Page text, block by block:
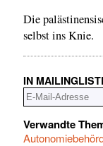
Die
selbst ins Knie.
IN
Verwandte